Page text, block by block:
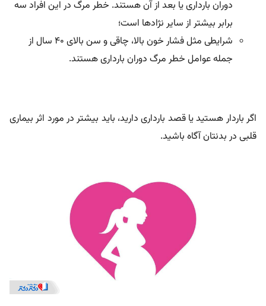
دوران بارداری یا بعد از آن هستند. خطر مرگ در این افراد سه
برابر بیشتر از سایر نژاد‌ها است؛
شرایطی مثل فشار خون بالا، چاقی و سن بالای ۴۰ سال از
جمله عوامل خطر مرگ دوران بارداری هستند.
اگر باردار هستید یا قصد بارداری دارید، باید بیشتر در مورد اثر بیماری
قلبی در بدنتان آگاه باشید.